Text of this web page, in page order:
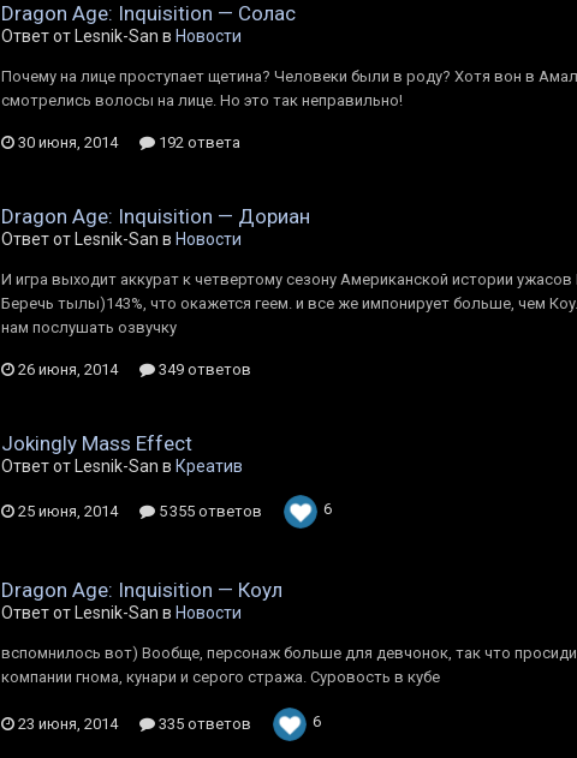
Dragon Age: Inquisition — Солас
Ответ от Lesnik-San в Новости
Почему на лице проступает щетина? Человеки были в роду? Хотя вон в
смотрелись волосы на лице. Но это так неправильно!
30 июня, 2014 192 ответа
Dragon Age: Inquisition — Дориан
Ответ от Lesnik-San в Новости
И игра выходит аккурат к четвертому сезону Американской истории
Беречь тылы)143%, что окажется геем. и все же импонирует больше, чем
нам послушать озвучку
26 июня, 2014 349 ответов
Jokingly Mass Effect
Ответ от Lesnik-San в Креатив
25 июня, 2014 5 355 ответов 6
Dragon Age: Inquisition — Коул
Ответ от Lesnik-San в Новости
вспомнилось вот) Вообще, персонаж больше для девчонок, так что
компании гнома, кунари и серого стража. Суровость в кубе
23 июня, 2014 335 ответов 6